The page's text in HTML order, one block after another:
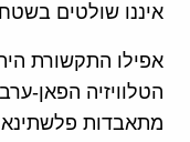
איננו שולטים
אפילו התקשורת
הטלוויזיה הפאן-
מתאבדות